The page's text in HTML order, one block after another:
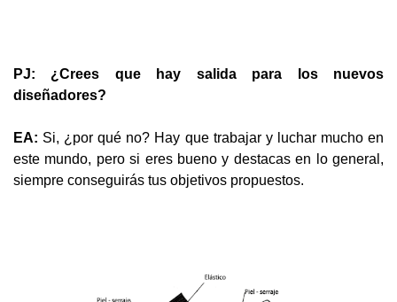
PJ: ¿Crees que hay salida para los nuevos
diseñadores?
EA: Si, ¿por qué no? Hay que trabajar y luchar mucho en
este mundo, pero si eres bueno y destacas en lo general,
siempre conseguirás tus objetivos propuestos.